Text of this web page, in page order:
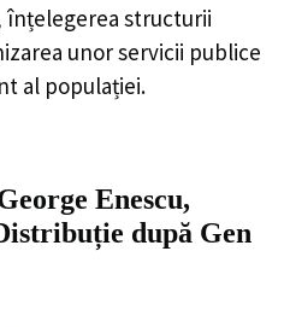
înțelegerea structurii
unor servicii publice
al populației.
Enescu,
după Gen